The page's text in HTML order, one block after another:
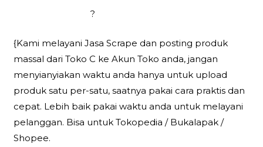
?
{Kami melayani Jasa Scrape dan posting produk
massal dari Toko C ke Akun Toko anda, jangan
menyianyiakan waktu anda hanya untuk upload
produk satu per-satu, saatnya pakai cara praktis dan
cepat. Lebih baik pakai waktu anda untuk melayani
pelanggan. Bisa untuk Tokopedia / Bukalapak /
Shopee.